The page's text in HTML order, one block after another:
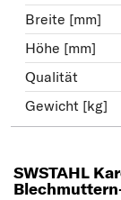
Breite [mm]
Höhe [mm]
Qualität
Gewicht [kg]
SWSTAHL